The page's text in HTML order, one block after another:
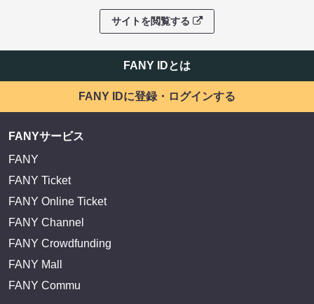
サイトを閲覧する
FANY IDとは
FANY IDに登録・ログインする
FANYサービス
FANY
FANY Ticket
FANY Online Ticket
FANY Channel
FANY Crowdfunding
FANY Mall
FANY Commu